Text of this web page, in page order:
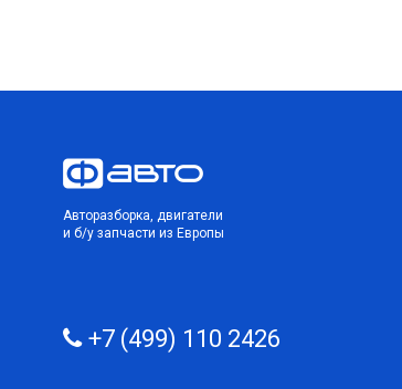
Авторазборка, двигатели
и б/у запчасти из Европы
+7 (499) 110 2426